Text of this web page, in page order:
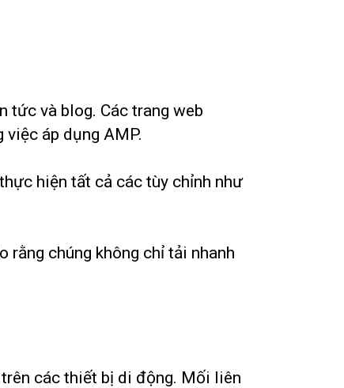
tức và blog. Các trang web
áp dụng AMP.
hiện tất cả các tùy chỉnh như
rằng chúng không chỉ tải nhanh
các thiết bị di động. Mối liên